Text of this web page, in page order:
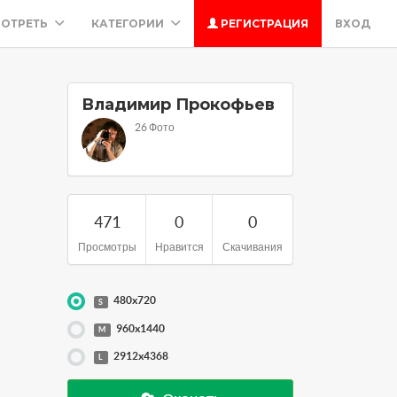
КАТЕГОРИИ РЕГИСТРАЦИЯ ВХОД
Владимир Прокофьев
26 Фото
471
Просмотры
0
Нравится
0
Скачивания
S 480x720
M 960x1440
L 2912x4368